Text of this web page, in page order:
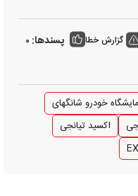
گزارش خطا پسندها: 0
خودرو شانگهای
اکسید تیانجی